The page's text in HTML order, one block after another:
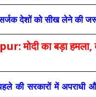
देशों को सीख लेने की
का बड़ा हमला,
सरकारों में अपराधी और